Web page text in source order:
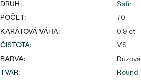
PROHLÉDNOUT
STŘÍBRO
PERSONALIZOVANÉ
SYMBOLICKÉ
MINIMALISTICKÉ
DRUH:
Safír
POČET:
70
KARÁTOVÁ VÁHA:
0.9 ct
ČISTOTA:
VS
BARVA:
Růžová
TVAR:
Round